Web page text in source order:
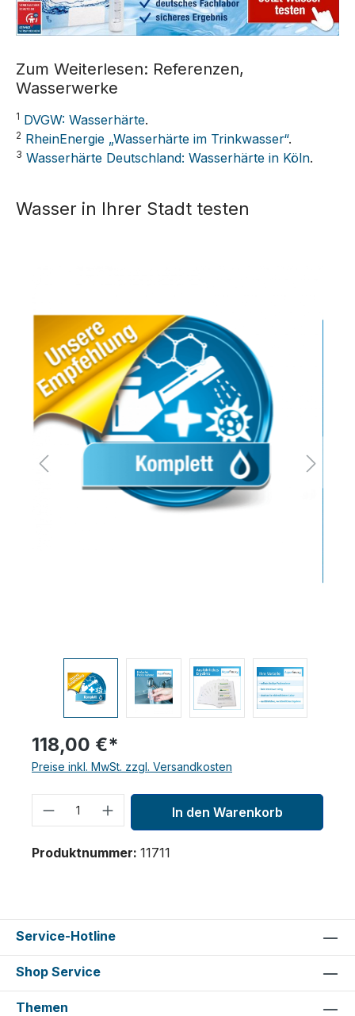
Zum Weiterlesen: Referenzen,
Wasserwerke
1 DVGW: Wasserhärte.
2 RheinEnergie „Wasserhärte im Trinkwasser“.
3 Wasserhärte Deutschland: Wasserhärte in Köln.
Wasser in Ihrer Stadt testen
118,00 €*
Preise inkl. MwSt. zzgl. Versandkosten
Produkt Anzahl: Gib den
In den Warenkorb
Produktnummer: 11711
Service-Hotline
Shop Service
Themen